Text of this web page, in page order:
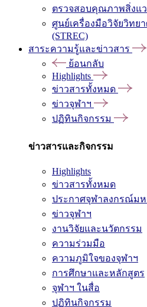
ตรวจสอบคุณภาพสิ่งแ
ศูนย์เครื่องมือวิจัยวิทย
(STREC)
สาระความรู้และข่าวสาร
ย้อนกลับ
Highlights
ข่าวสารทั้งหมด
ข่าวจุฬาฯ
ปฏิทินกิจกรรม
ข่าวสารและกิจกรรม
Highlights
ข่าวสารทั้งหมด
ประกาศจุฬาลงกรณ์มห
ข่าวจุฬาฯ
งานวิจัยและนวัตกรรม
ความร่วมมือ
ความภูมิใจของจุฬาฯ
การศึกษาและหลักสูตร
จุฬาฯ ในสื่อ
ปฏิทินกิจกรรม